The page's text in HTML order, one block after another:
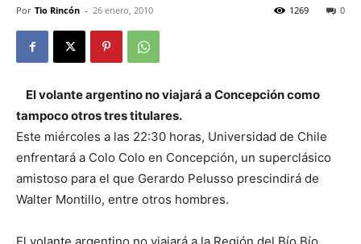
Por Tio Rincón - 26 enero, 2010 0
1269
El volante argentino no viajará a Concepción como
tampoco otros tres titulares.
Este miércoles a las 22:30 horas, Universidad de Chile
enfrentará a Colo Colo en Concepción, un superclásico
amistoso para el que Gerardo Pelusso prescindirá de
Walter Montillo, entre otros hombres.